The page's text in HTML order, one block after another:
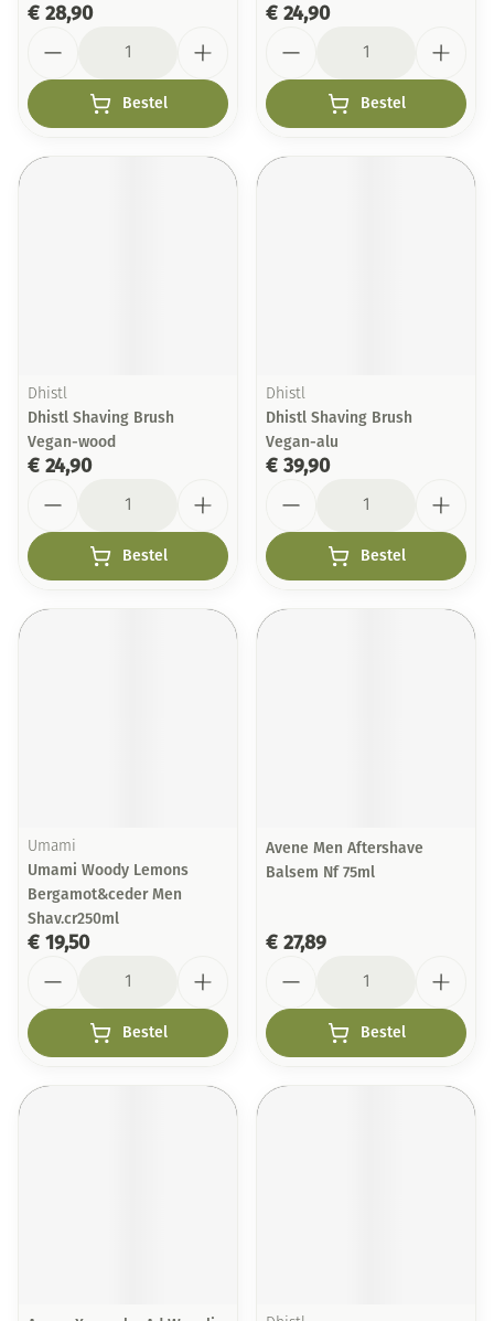
€ 28,90
Bestel
€ 24,90
Bestel
Dhistl
Dhistl Shaving Brush
Vegan-wood
€ 24,90
Bestel
Dhistl
Dhistl Shaving Brush
Vegan-alu
€ 39,90
Bestel
Umami
Umami Woody Lemons
Bergamot&ceder Men
Shav.cr250ml
€ 19,50
Bestel
Avene Men Aftershave
Balsem Nf 75ml
€ 27,89
Bestel